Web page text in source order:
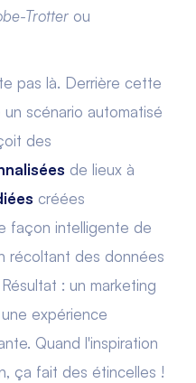
Trotter ou
pas là. Derrière cette
scénario automatisé
des
de lieux à
créées
façon intelligente de
récoltant des données
: un marketing
expérience
Quand l'inspiration
ça fait des étincelles !